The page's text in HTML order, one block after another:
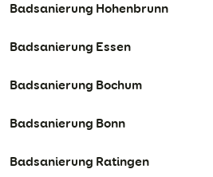
Badsanierung Hohenbrunn
Badsanierung Essen
Badsanierung Bochum
Badsanierung Bonn
Badsanierung Ratingen